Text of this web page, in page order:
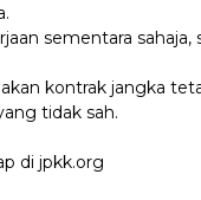
sementara sahaja,
kontrak jangka
tidak sah.
di jpkk.org